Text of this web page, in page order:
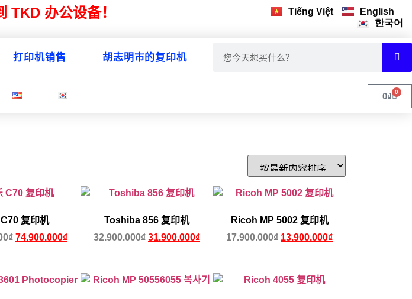
TKD 办公设备！ Tiếng Việt
English
한국어
打印机销售 胡志明市的复印机
0₫ 0
复印机
₫ 74.900.000₫
Toshiba 856 复印机
32.900.000₫ 31.900.000₫
Ricoh MP 5002 复印机
17.900.000₫ 13.900.000₫